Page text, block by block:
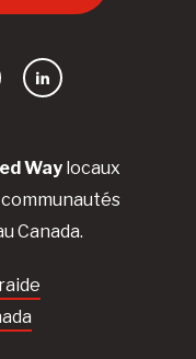
Waylocaux
Canada.
LinkedIn